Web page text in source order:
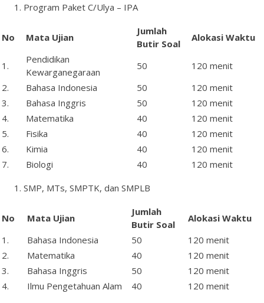
Program Paket C/Ulya – IPA
No Mata Ujian
Jumlah
Butir Soal
Alokasi Waktu
1.
Pendidikan
Kewarganegaraan
50
120 menit
2.
Bahasa Indonesia 50
120 menit
3.
Bahasa Inggris 50
120 menit
4.
Matematika 40
120 menit
5.
Fisika 40
120 menit
6.
Kimia 40
120 menit
7.
Biologi 40
120 menit
SMP, MTs, SMPTK, dan SMPLB
No Mata Ujian
Jumlah
Butir Soal
Alokasi Waktu
1.
Bahasa Indonesia 50
120 menit
2.
Matematika 40
120 menit
3.
Bahasa Inggris 50
120 menit
4.
Ilmu Pengetahuan Alam 40
120 menit